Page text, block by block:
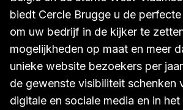
biedt Cercle Brugge u de
om uw bedrijf in de kijker te
mogelijkheden op maat en meer
unieke website bezoekers per
de gewenste visibiliteit schenken
digitale en sociale media en in